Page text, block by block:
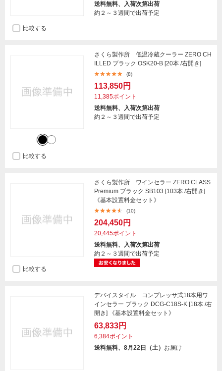
送料無料、入荷次第出荷
約２～３週間で出荷予定
比較する
さくら製作所 低温冷蔵クーラー ZERO CH
ILLED ブラック OSK20-B [20本 /右開き]
(8)
113,850円
11,385ポイント
送料無料、入荷次第出荷
約２～３週間で出荷予定
比較する
さくら製作所 ワインセラー ZERO CLASS
Premium ブラック SB103 [103本 /右開き]
《基本設置料金セット》
(10)
204,450円
20,445ポイント
送料無料、入荷次第出荷
約２～３週間で出荷予定
比較する
デバイスタイル コンプレッサ式18本用ワ
インセラー ブラック DCG-C18S-K [18本 /右
開き] 《基本設置料金セット》
63,833円
6,384ポイント
送料無料、8月22日（土） お届け